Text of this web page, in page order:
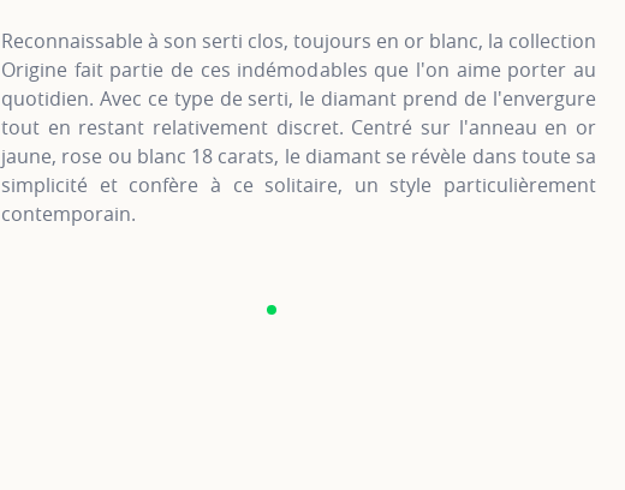
Reconnaissable à son serti clos, toujours en or blanc, la collection
Origine fait partie de ces indémodables que l'on aime porter au
quotidien. Avec ce type de serti, le diamant prend de l'envergure
tout en restant relativement discret. Centré sur l'anneau en or
jaune, rose ou blanc 18 carats, le diamant se révèle dans toute sa
simplicité et confère à ce solitaire, un style particulièrement
contemporain.